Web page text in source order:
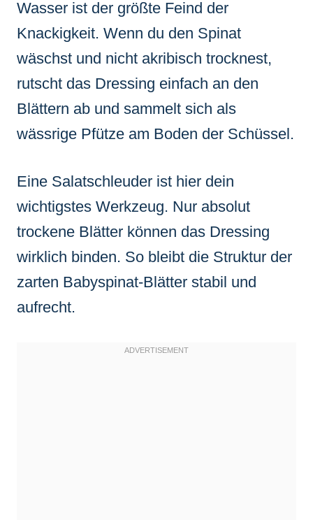
Wasser ist der größte Feind der
Knackigkeit. Wenn du den Spinat
wäschst und nicht akribisch trocknest,
rutscht das Dressing einfach an den
Blättern ab und sammelt sich als
wässrige Pfütze am Boden der Schüssel.
Eine Salatschleuder ist hier dein
wichtigstes Werkzeug. Nur absolut
trockene Blätter können das Dressing
wirklich binden. So bleibt die Struktur der
zarten Babyspinat-Blätter stabil und
aufrecht.